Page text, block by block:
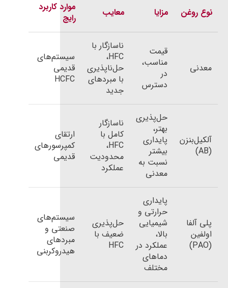
نوع روغن مزایا معایب
موارد کاربرد
رایج
معدنی
قیمت
مناسب،
در
دسترس
ناسازگار با
HFC،
حل‌ناپذیری
با مبردهای
جدید
سیستم‌های
قدیمی
HCFC
آلکیل‌بنزن
(AB)
حل‌پذیری
بهتر،
پایداری
بیشتر
نسبت به
معدنی
ناسازگار
کامل با
HFC،
محدودیت
عملکرد
ارتقای
کمپرسورهای
قدیمی
پلی آلفا
اولفین
(PAO)
پایداری
حرارتی و
شیمیایی
بالا،
عملکرد در
دماهای
مختلف
حل‌پذیری
ضعیف با
HFC
سیستم‌های
صنعتی و
مبردهای
هیدروکربنی